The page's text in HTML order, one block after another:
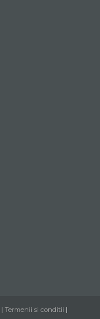
| Termenii si conditii |